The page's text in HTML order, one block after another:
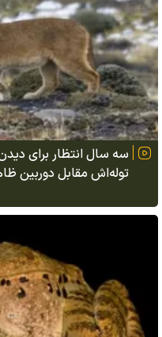
سه سال انتظار برای
توله‌اش مقابل دوربین